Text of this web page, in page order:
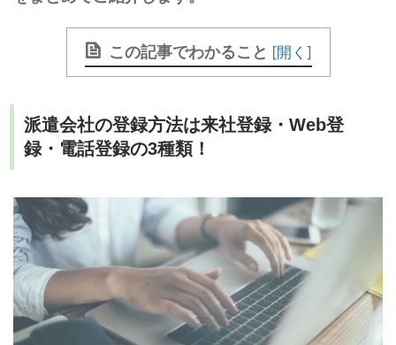
この記事でわかること [開く ]
派遣会社の登録方法は来社登録・Web登
録・電話登録の3種類！